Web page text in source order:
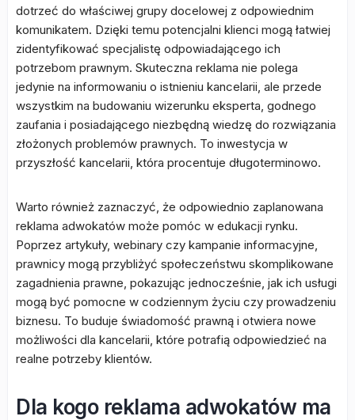
dotrzeć do właściwej grupy docelowej z odpowiednim
komunikatem. Dzięki temu potencjalni klienci mogą łatwiej
zidentyfikować specjalistę odpowiadającego ich
potrzebom prawnym. Skuteczna reklama nie polega
jedynie na informowaniu o istnieniu kancelarii, ale przede
wszystkim na budowaniu wizerunku eksperta, godnego
zaufania i posiadającego niezbędną wiedzę do rozwiązania
złożonych problemów prawnych. To inwestycja w
przyszłość kancelarii, która procentuje długoterminowo.
Warto również zaznaczyć, że odpowiednio zaplanowana
reklama adwokatów może pomóc w edukacji rynku.
Poprzez artykuły, webinary czy kampanie informacyjne,
prawnicy mogą przybliżyć społeczeństwu skomplikowane
zagadnienia prawne, pokazując jednocześnie, jak ich usługi
mogą być pomocne w codziennym życiu czy prowadzeniu
biznesu. To buduje świadomość prawną i otwiera nowe
możliwości dla kancelarii, które potrafią odpowiedzieć na
realne potrzeby klientów.
Dla kogo reklama adwokatów ma